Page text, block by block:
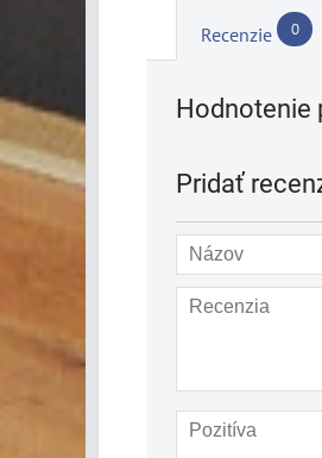
Recenzie 0
Hodnotenie
Pridať